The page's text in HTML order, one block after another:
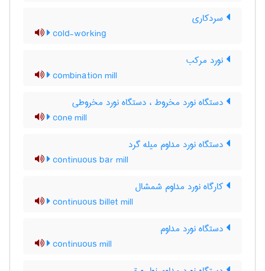
سردکاري
cold-working
نورد مرکب
combination mill
دستگاه نورد مخروط ، دستگاه نورد مخروطی
cone mill
دستگاه نورد مداوم میله گرد
continuous bar mill
کارگاه نورد مداوم شمشال
continuous billet mill
دستگاه نورد مداوم
continuous mill